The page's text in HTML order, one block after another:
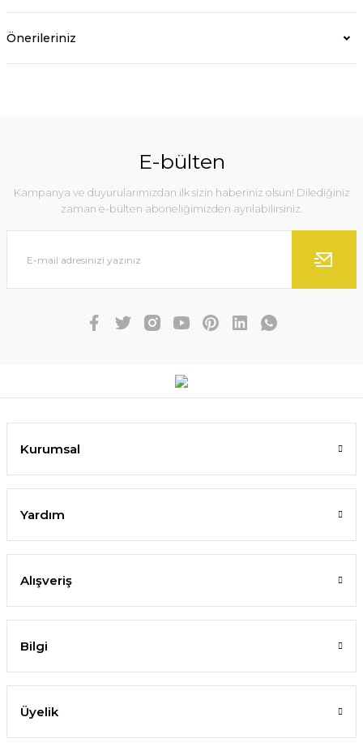
Önerileriniz
E-bülten
Kampanya ve duyurularımızdan ilk sizin haberiniz olsun! Dilediğiniz
zaman e-bülten aboneliğimizden ayrılabilirsiniz.
Kurumsal
Yardım
Alışveriş
Bilgi
Üyelik